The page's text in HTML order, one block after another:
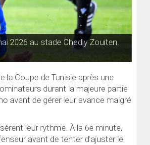
2026 au stade Chedly Zouiten.
la Coupe de Tunisie après une
durant la majeure partie
avant de gérer leur avance malgré
leur rythme. À la 6e minute,
avant de tenter d’ajuster le